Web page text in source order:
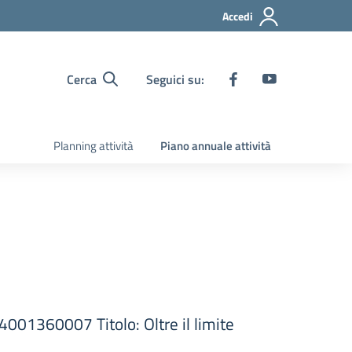
Accedi
Cerca Seguici su:
Planning attività Piano annuale attività
Titolo: Oltre il limite